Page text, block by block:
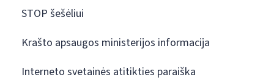
STOP šešėliui
Krašto apsaugos ministerijos informacija
Interneto svetainės atitikties paraiška